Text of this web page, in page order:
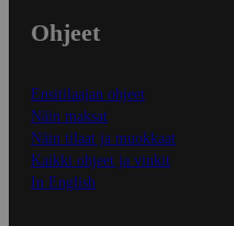
Ohjeet
Ensitilaajan ohjeet
Näin maksat
Näin tilaat ja muokkaat
Kaikki ohjeet ja vinkit
In English